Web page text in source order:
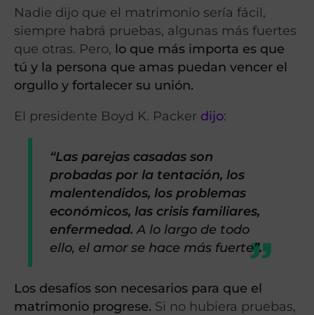
Nadie dijo que el matrimonio sería fácil,
siempre habrá pruebas, algunas más fuertes
que otras. Pero, lo que más importa es que
tú y la persona que amas puedan vencer el
orgullo y fortalecer su unión.
El presidente Boyd K. Packer dijo:
“Las parejas casadas son
probadas por la tentación, los
malentendidos, los problemas
económicos, las crisis familiares,
enfermedad.A lo largo de todo
ello, el amor se hace más fuerte”.
Los desafíos son necesarios para que el
matrimonio progrese. Si no hubiera pruebas,